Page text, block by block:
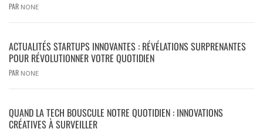
PAR NONE
ACTUALITÉS STARTUPS INNOVANTES : RÉVÉLATIONS SURPRENANTES
POUR RÉVOLUTIONNER VOTRE QUOTIDIEN
PAR NONE
QUAND LA TECH BOUSCULE NOTRE QUOTIDIEN : INNOVATIONS
CRÉATIVES À SURVEILLER